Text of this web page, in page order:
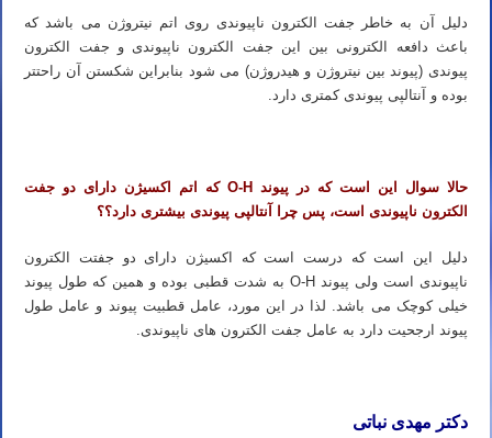
دلیل آن به خاطر جفت الکترون ناپیوندی روی اتم نیتروژن می باشد که
باعث دافعه الکترونی بین این جفت الکترون ناپیوندی و جفت الکترون
پیوندی (پیوند بین نیتروژن و هیدروژن) می شود بنابراین شکستن آن راحتتر
بوده و آنتالپی پیوندی کمتری دارد.
حالا سوال این است که در پیوند O-H که اتم اکسیژن دارای دو جفت
الکترون ناپیوندی است، پس چرا آنتالپی پیوندی بیشتری دارد؟؟
دلیل این است که درست است که اکسیژن دارای دو جفتت الکترون
ناپیوندی است ولی پیوند O-H به شدت قطبی بوده و همین که طول پیوند
خیلی کوچک می باشد. لذا در این مورد، عامل قطبیت پیوند و عامل طول
پیوند ارجحیت دارد به عامل جفت الکترون های ناپیوندی.
دکتر مهدی نباتی